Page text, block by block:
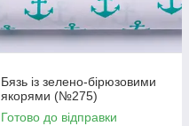
Бязь із зелено-бірюзовими
якорями (№275)
Готово до відправки